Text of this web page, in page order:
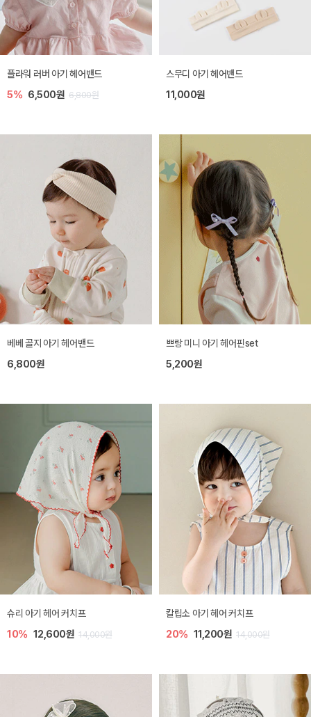
플라워 러버 아기 헤어밴드
5% 6,500원 6,800원
스무디 아기 헤어밴드
11,000원
베베 골지 아기 헤어밴드
6,800원
쁘랑 미니 아기 헤어핀set
5,200원
슈리 아기 헤어 커치프
10% 12,600원 14,000원
칼립소 아기 헤어 커치프
20% 11,200원 14,000원